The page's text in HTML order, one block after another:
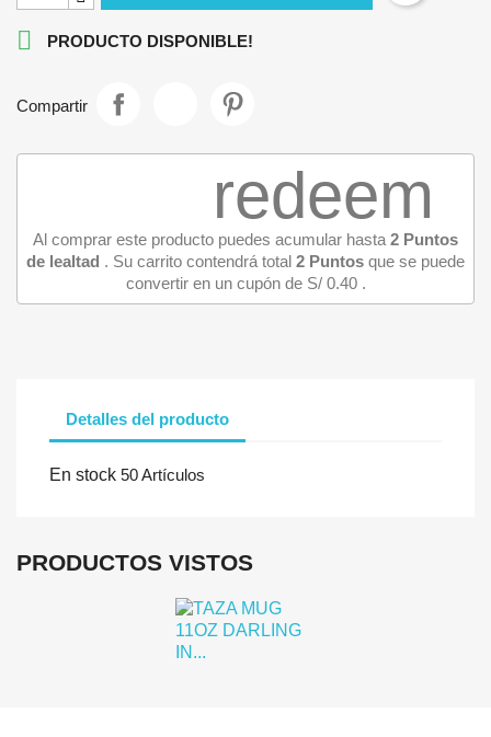
 PRODUCTO DISPONIBLE!
Compartir
redeem
Al comprar este producto puedes acumular hasta 2 Puntos
de lealtad . Su carrito contendrá total 2 Puntos que se puede
convertir en un cupón de S/ 0.40.
Detalles del producto
En stock 50 Artículos
PRODUCTOS VISTOS
Iniciar sesión